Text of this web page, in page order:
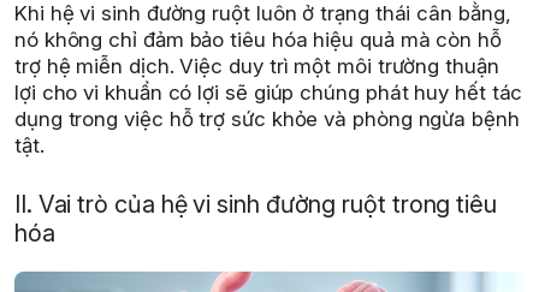
Khi hệ vi sinh đường ruột luôn ở trạng thái cân bằng,
nó không chỉ đảm bảo tiêu hóa hiệu quả mà còn hỗ
trợ hệ miễn dịch. Việc duy trì một môi trường thuận
lợi cho vi khuẩn có lợi sẽ giúp chúng phát huy hết tác
dụng trong việc hỗ trợ sức khỏe và phòng ngừa bệnh
tật.
II. Vai trò của hệ vi sinh đường ruột trong tiêu
hóa